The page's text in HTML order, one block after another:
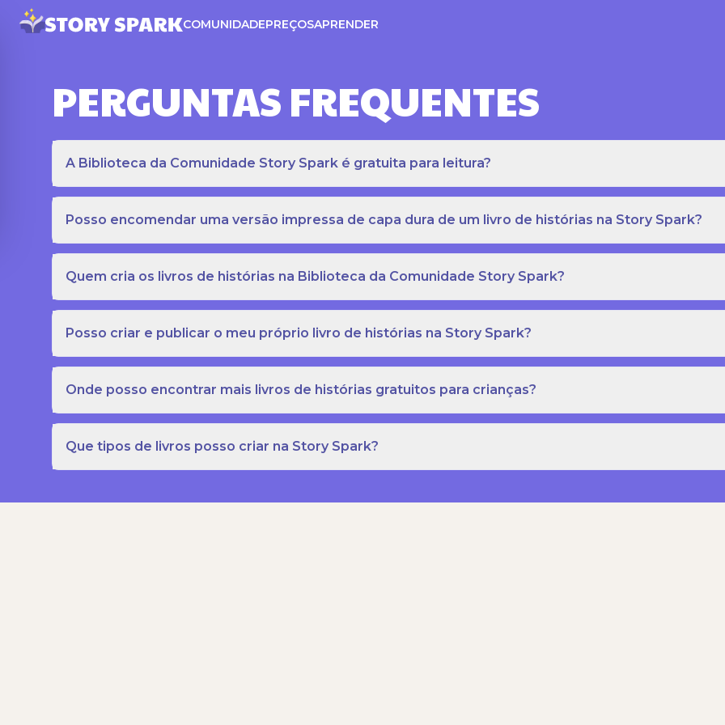
COMUNIDADEPREÇOSAPRENDER
PERGUNTAS FREQUENTES
A Biblioteca da Comunidade Story Spark é gratuita para leitura?
Posso encomendar uma versão impressa de capa dura de um livro de histórias na Story Spark?
Quem cria os livros de histórias na Biblioteca da Comunidade Story Spark?
Posso criar e publicar o meu próprio livro de histórias na Story Spark?
Onde posso encontrar mais livros de histórias gratuitos para crianças?
Que tipos de livros posso criar na Story Spark?